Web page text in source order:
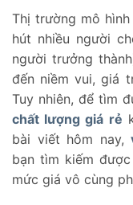
Thị trường mô
hút nhiều người
người trưởng
đến niềm vui, giá
Tuy nhiên, để tìm
chất lượng giá rẻ
bài viết hôm nay,
bạn tìm kiếm
mức giá vô cùng